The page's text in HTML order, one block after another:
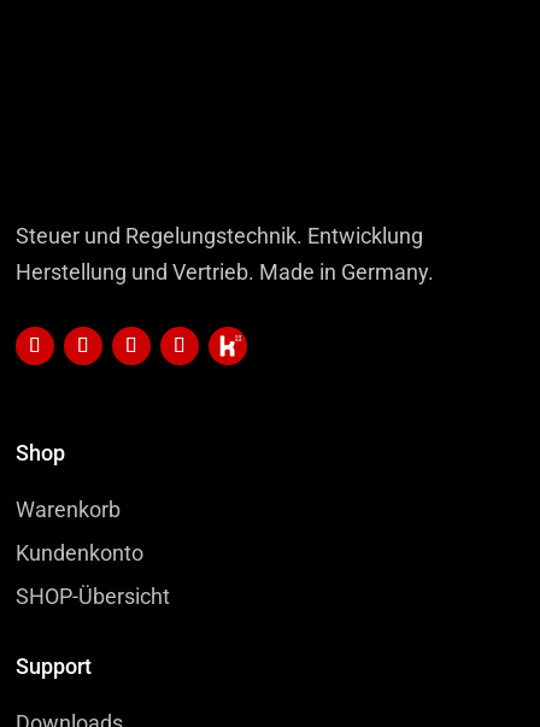
Steuer und Regelungstechnik. Entwicklung
Herstellung und Vertrieb. Made in Germany.
Shop
Warenkorb
Kundenkonto
SHOP-Übersicht
Support